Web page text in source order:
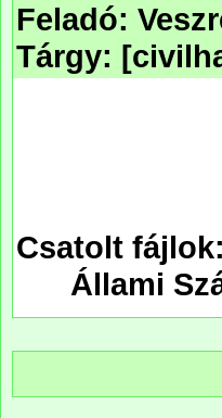
Feladó:
Tárgy:
Csatolt fájlok:
Állami